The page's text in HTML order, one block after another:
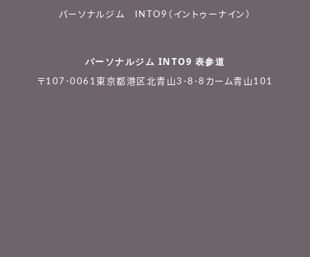
パーソナルジム INTO9（イントゥーナイン）
パーソナルジム INTO9 表参道
〒107-0061東京都港区北青山3-8-8カーム青山101